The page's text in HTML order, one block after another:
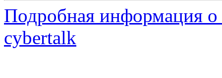
Подробная информация о
cybertalk